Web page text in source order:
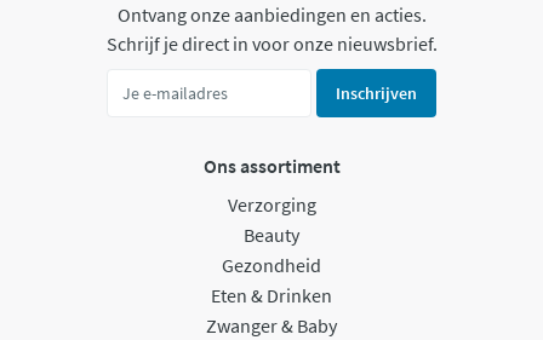
Ontvang onze aanbiedingen en acties.
Schrijf je direct in voor onze nieuwsbrief.
Inschrijven
Ons assortiment
Verzorging
Beauty
Gezondheid
Eten & Drinken
Zwanger & Baby